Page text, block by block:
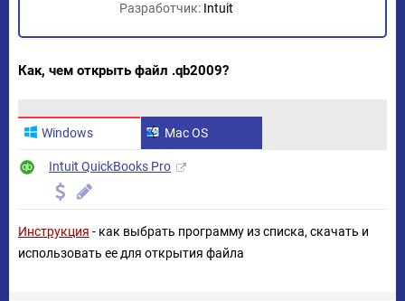
Разработчик: Intuit
Как, чем открыть файл .qb2009?
Windows Mac OS
Intuit QuickBooks Pro
Инструкция - как выбрать программу из списка, скачать и
использовать ее для открытия файла